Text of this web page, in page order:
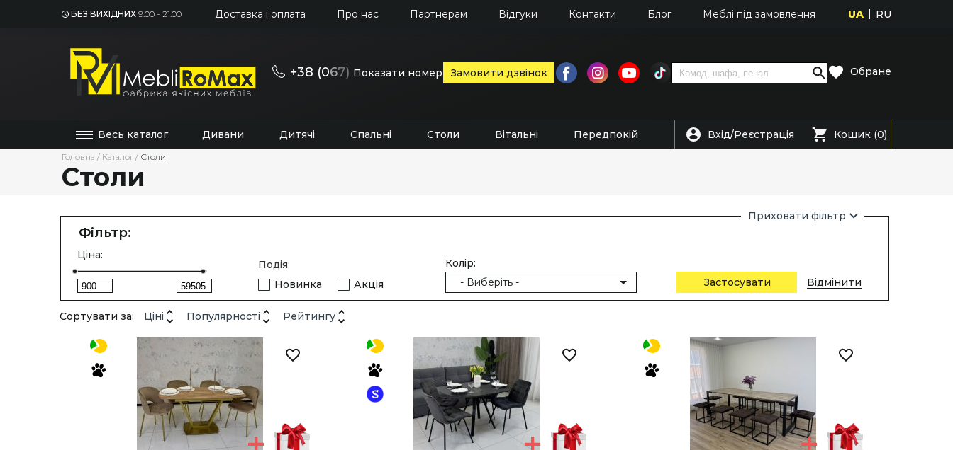
БЕЗ ВИХІДНИХ 9:00 - 21:00 Доставка і оплата Про нас Партнерам Відгуки Контакти Блог Меблі під замовлення UA RU
+38 (067) Показати номер Замовити дзвінок Обране
Весь каталог Дивани Дитячі Спальні Столи Вітальні Передпокій Вхід/Реєстрація Кошик (0)
Головна / Каталог / Столи
Столи
Приховати фільтр
Фільтр:
Ціна:
Подія:
Новинка
Акція
Колір:
- Виберіть -
Застосувати Відмінити
Сортувати за: Ціні Популярності Рейтингу